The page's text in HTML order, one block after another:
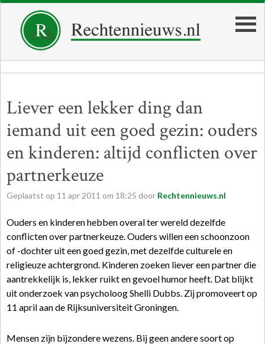
Liever een lekker ding dan
iemand uit een goed gezin: ouders
en kinderen: altijd conflicten over
partnerkeuze
Geplaatst op 11 apr 2011 om 18:25 door Rechtennieuws.nl
Ouders en kinderen hebben overal ter wereld dezelfde
conflicten over partnerkeuze. Ouders willen een schoonzoon
of -dochter uit een goed gezin, met dezelfde culturele en
religieuze achtergrond. Kinderen zoeken liever een partner die
aantrekkelijk is, lekker ruikt en gevoel humor heeft. Dat blijkt
uit onderzoek van psycholoog Shelli Dubbs. Zij promoveert op
11 april aan de Rijksuniversiteit Groningen.
Mensen zijn bijzondere wezens. Bij geen andere soort op